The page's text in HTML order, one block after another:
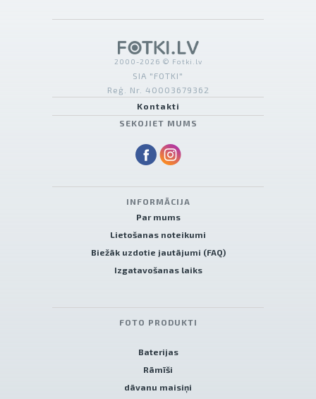
2000-2026 © Fotki.lv
SIA "FOTKI"
Reģ. Nr. 40003679362
Kontakti
SEKOJIET MUMS
INFORMĀCIJA
Par mums
Lietošanas noteikumi
Biežāk uzdotie jautājumi (FAQ)
Izgatavošanas laiks
FOTO PRODUKTI
Baterijas
Rāmīši
dāvanu maisiņi